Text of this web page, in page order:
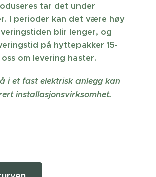
tar det under
I perioder kan det være høy
blir lenger, og
på hyttepakker 15-
om levering haster.
i et fast elektrisk anlegg kan
installasjonsvirksomhet.